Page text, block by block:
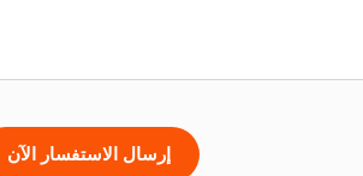
إرسال الاستفسار الآن